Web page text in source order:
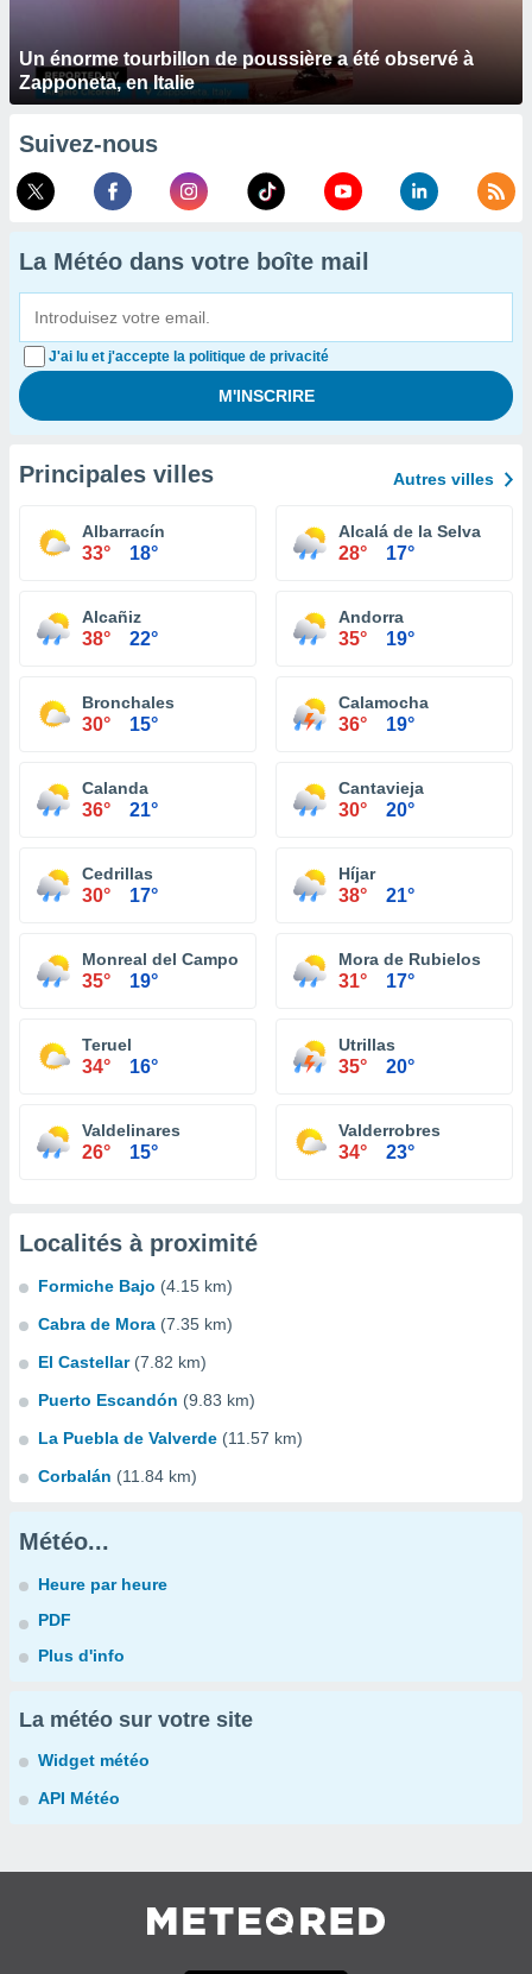
Un énorme tourbillon de poussière a été observé à
Zapponeta, en Italie
Suivez-nous
La Météo dans votre boîte mail
J'ai lu et j'accepte la politique de privacité
Principales villes Autres villes
Albarracín
33° 18°
Alcalá de la Selva
28° 17°
Alcañiz
38° 22°
Andorra
35° 19°
Bronchales
30° 15°
Calamocha
36° 19°
Calanda
36° 21°
Cantavieja
30° 20°
Cedrillas
30° 17°
Híjar
38° 21°
Monreal del Campo
35° 19°
Mora de Rubielos
31° 17°
Teruel
34° 16°
Utrillas
35° 20°
Valdelinares
26° 15°
Valderrobres
34° 23°
Localités à proximité
Formiche Bajo (4.15 km)
Cabra de Mora (7.35 km)
El Castellar (7.82 km)
Puerto Escandón (9.83 km)
La Puebla de Valverde (11.57 km)
Corbalán (11.84 km)
Météo...
Heure par heure
PDF
Plus d'info
La météo sur votre site
Widget météo
API Météo